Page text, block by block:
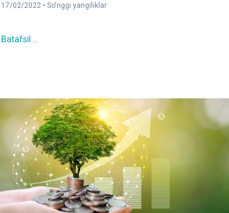
17/02/2022 • So'nggi yangiliklar
Batafsil ...